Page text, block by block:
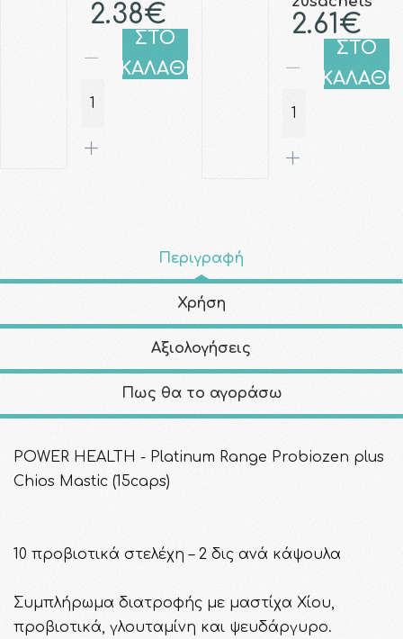
2.38€
ΣΤΟ
ΚΑΛΑΘΙ
2.61€
ΣΤΟ
ΚΑΛΑΘΙ
Περιγραφή
Χρήση
Αξιολογήσεις
Πως θα το αγοράσω
POWER HEALTH - Platinum Range Probiozen plus
Chios Mastic (15caps)
10 προβιοτικά στελέχη – 2 δις ανά κάψουλα
Συμπλήρωμα διατροφής με μαστίχα Χίου,
προβιοτικά, γλουταμίνη και ψευδάργυρο.